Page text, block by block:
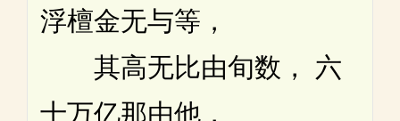
浮檀金无与等，
其高无比由旬数， 六
十万亿那由他，